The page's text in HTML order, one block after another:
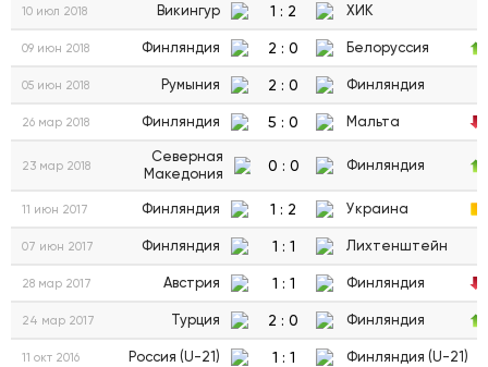
10 июл 2018 Викингур 1 : 2 ХИК
09 июн 2018 Финляндия 2 : 0 Белоруссия
05 июн 2018 Румыния 2 : 0 Финляндия
26 мар 2018 Финляндия 5 : 0 Мальта
23 мар 2018
Северная
Македония
0 : 0 Финляндия
11 июн 2017 Финляндия 1 : 2 Украина
07 июн 2017 Финляндия 1 : 1 Лихтенштейн
28 мар 2017 Австрия 1 : 1 Финляндия
24 мар 2017 Турция 2 : 0 Финляндия
11 окт 2016 Россия (U-21) 1 : 1 Финляндия (U-21)